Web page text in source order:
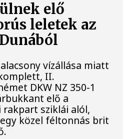
elő
leletek az
vízállása miatt
II.
DKW NZ 350-1
elő a
sziklái alól,
közel féltonnás brit